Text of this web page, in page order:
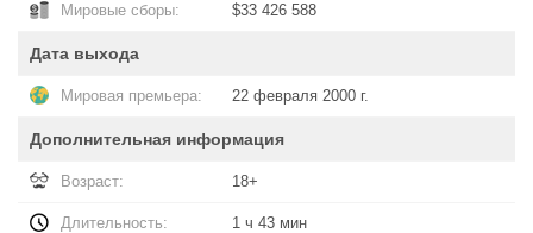
Мировые сборы: $33 426 588
Дата выхода
Мировая премьера: 22 февраля 2000 г.
Дополнительная информация
Возраст: 18+
Длительность: 1 ч 43 мин